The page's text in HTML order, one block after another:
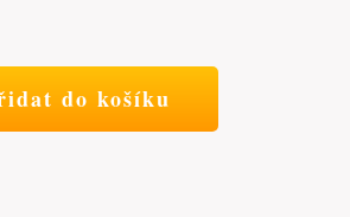
do košíku